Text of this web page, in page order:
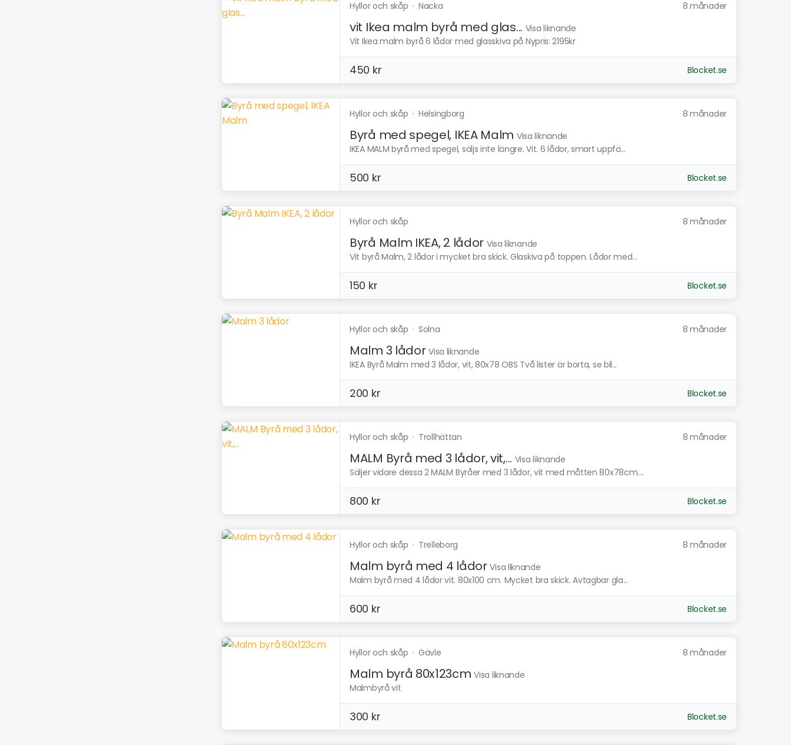
Hyllor och skåp · Nacka 8 månader
vit Ikea malm byrå med glas... Visa liknande
Vit Ikea malm byrå 6 lådor med glasskiva på Nypris: 2195kr
450 kr Blocket.se
Hyllor och skåp · Helsingborg 8 månader
Byrå med spegel, IKEA Malm Visa liknande
IKEA MALM byrå med spegel, säljs inte längre. Vit. 6 lådor, smart uppfä...
500 kr Blocket.se
Hyllor och skåp 8 månader
Byrå Malm IKEA, 2 lådor Visa liknande
Vit byrå Malm, 2 lådor i mycket bra skick. Glaskiva på toppen. Lådor med...
150 kr Blocket.se
Hyllor och skåp · Solna 8 månader
Malm 3 lådor Visa liknande
IKEA Byrå Malm med 3 lådor, vit, 80x78 OBS Två lister är borta, se bil...
200 kr Blocket.se
Hyllor och skåp · Trollhättan 8 månader
MALM Byrå med 3 lådor, vit,... Visa liknande
Säljer vidare dessa 2 MALM Byråer med 3 lådor, vit med måtten 80x78cm....
800 kr Blocket.se
Hyllor och skåp · Trelleborg 8 månader
Malm byrå med 4 lådor Visa liknande
Malm byrå med 4 lådor vit. 80x100 cm. Mycket bra skick. Avtagbar gla...
600 kr Blocket.se
Hyllor och skåp · Gävle 8 månader
Malm byrå 80x123cm Visa liknande
Malmbyrå vit
300 kr Blocket.se